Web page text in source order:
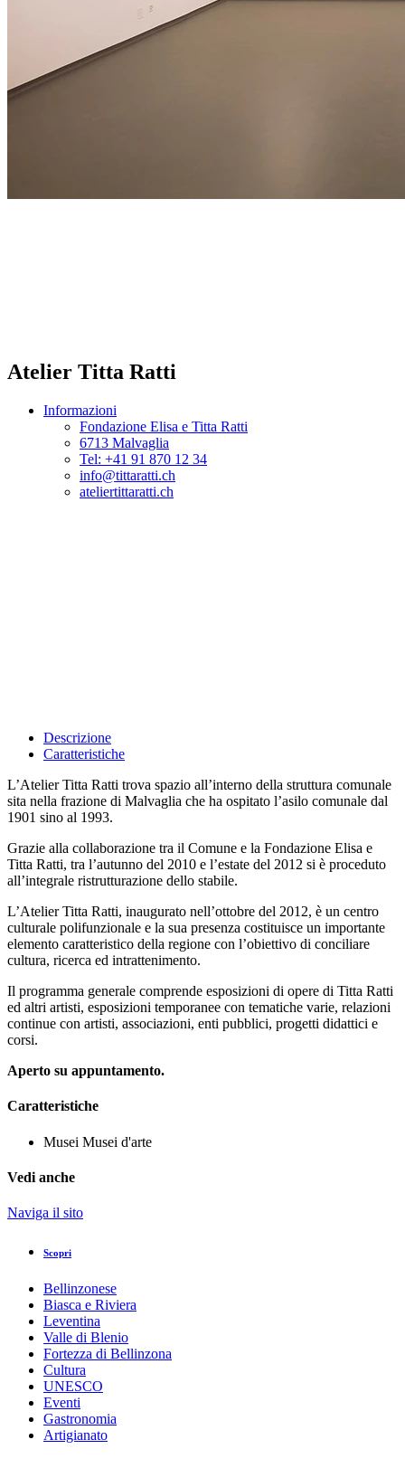
Atelier Titta Ratti
Informazioni
Fondazione Elisa e Titta Ratti
6713 Malvaglia
Tel: +41 91 870 12 34
info@tittaratti.ch
ateliertittaratti.ch
Descrizione
Caratteristiche
L’Atelier Titta Ratti trova spazio all’interno della struttura comunale
sita nella frazione di Malvaglia che ha ospitato l’asilo comunale dal
1901 sino al 1993.
Grazie alla collaborazione tra il Comune e la Fondazione Elisa e
Titta Ratti, tra l’autunno del 2010 e l’estate del 2012 si è proceduto
all’integrale ristrutturazione dello stabile.
L’Atelier Titta Ratti, inaugurato nell’ottobre del 2012, è un centro
culturale polifunzionale e la sua presenza costituisce un importante
elemento caratteristico della regione con l’obiettivo di conciliare
cultura, ricerca ed intrattenimento.
Il programma generale comprende esposizioni di opere di Titta Ratti
ed altri artisti, esposizioni temporanee con tematiche varie, relazioni
continue con artisti, associazioni, enti pubblici, progetti didattici e
corsi.
Aperto su appuntamento.
Caratteristiche
Musei Musei d'arte
Vedi anche
Naviga il sito
Scopri
Bellinzonese
Biasca e Riviera
Leventina
Valle di Blenio
Fortezza di Bellinzona
Cultura
UNESCO
Eventi
Gastronomia
Artigianato